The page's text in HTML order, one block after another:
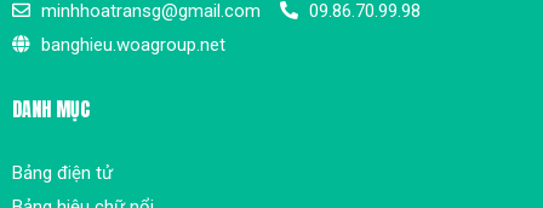
minhhoatransg@gmail.com
09.86.70.99.98
banghieu.woagroup.net
DANH MỤC
Bảng điện tử